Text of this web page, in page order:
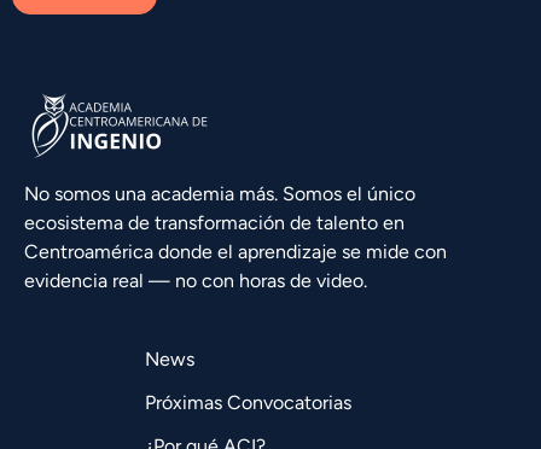
No somos una academia más. Somos el único
ecosistema de transformación de talento en
Centroamérica donde el aprendizaje se mide con
evidencia real — no con horas de video.
News
Próximas Convocatorias